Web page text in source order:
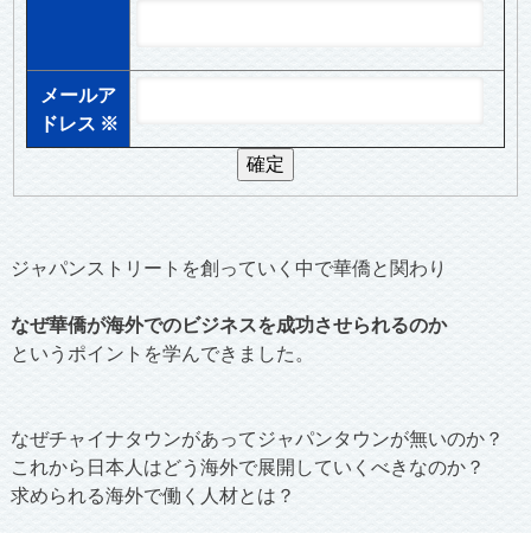
メールア
ドレス ※
ジャパンストリートを創っていく中で華僑と関わり
なぜ華僑が海外でのビジネスを成功させられるのか
というポイントを学んできました。
なぜチャイナタウンがあってジャパンタウンが無いのか？
これから日本人はどう海外で展開していくべきなのか？
求められる海外で働く人材とは？